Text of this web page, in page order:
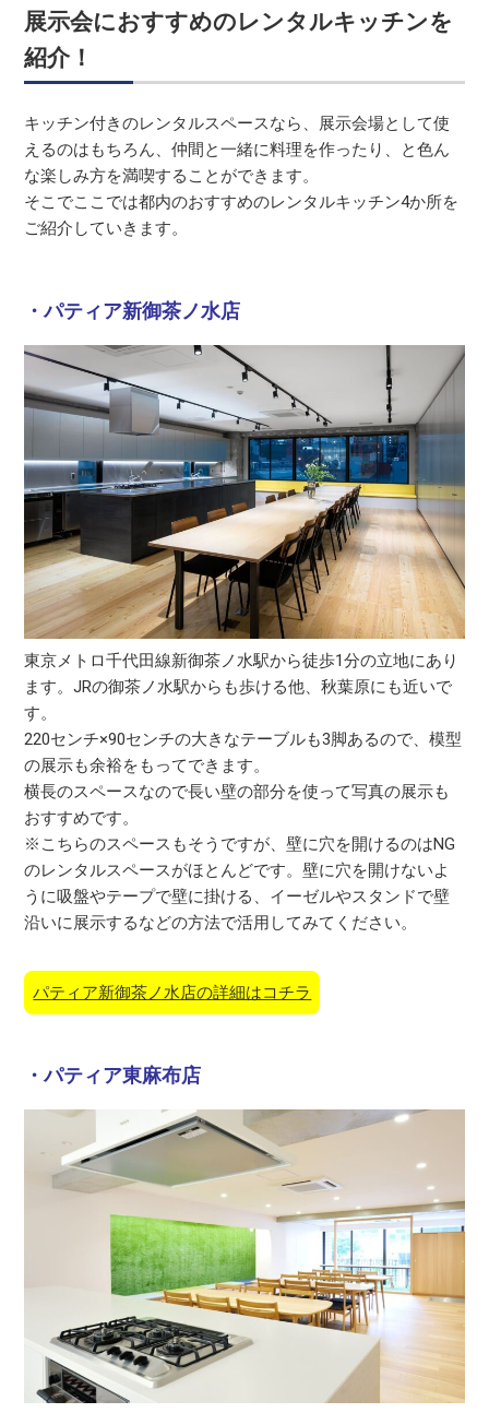
展示会におすすめのレンタルキッチンを
紹介！
キッチン付きのレンタルスペースなら、展示会場として使
えるのはもちろん、仲間と一緒に料理を作ったり、と色ん
な楽しみ方を満喫することができます。
そこでここでは都内のおすすめのレンタルキッチン4か所を
ご紹介していきます。
・パティア新御茶ノ水店
東京メトロ千代田線新御茶ノ水駅から徒歩1分の立地にあり
ます。JRの御茶ノ水駅からも歩ける他、秋葉原にも近いで
す。
220センチ×90センチの大きなテーブルも3脚あるので、模型
の展示も余裕をもってできます。
横長のスペースなので長い壁の部分を使って写真の展示も
おすすめです。
※こちらのスペースもそうですが、壁に穴を開けるのはNG
のレンタルスペースがほとんどです。壁に穴を開けないよ
うに吸盤やテープで壁に掛ける、イーゼルやスタンドで壁
沿いに展示するなどの方法で活用してみてください。
パティア新御茶ノ水店の詳細はコチラ
・パティア東麻布店